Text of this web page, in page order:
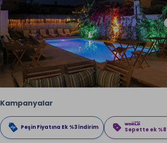
Kampanyalar
Peşin Fiyatına Ek %3 İndirim Sepette ek